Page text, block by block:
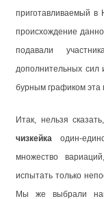
приготавливаемый
происхождение
подавали
дополнительных
бурным графиком эта
Итак, нельзя
чизкейка один-
множество
испытать только
Мы же выбрали